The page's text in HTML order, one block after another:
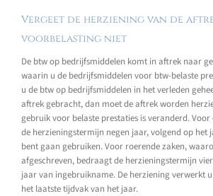
Vergeet de herziening van de
voorbelasting niet
De btw op bedrijfsmiddelen komt in aftrek naar
waarin u de bedrijfsmiddelen voor btw-belaste
u de btw op bedrijfsmiddelen in het verleden
aftrek gebracht, dan moet de aftrek worden
gebruik voor belaste prestaties is veranderd.
de herzieningstermijn negen jaar, volgend op het
bent gaan gebruiken. Voor roerende zaken,
afgeschreven, bedraagt de herzieningstermijn
jaar van ingebruikname. De herziening verwerkt
het laatste tijdvak van het jaar.